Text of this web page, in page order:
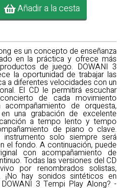
Añadir a la cesta
es un concepto de enseñanza
en la práctica y ofrece más
de juego. DOWANI 3
la oportunidad de trabajar las
a diferentes velocidades con un
El CD le permitirá escuchar
de cada movimiento
de orquesta,
una grabación de excelente
a tempo lento y tempo
de piano o clave.
solo siempre será
el fondo. A continuación, puede
con acompañamiento de
Todas las versiones del CD
por renombrados solistas,
¡No hay sonidos sintéticos en
3 Tempi Play Along? -